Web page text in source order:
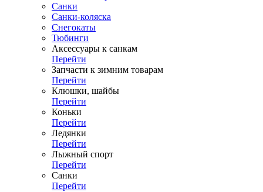
Санки
Санки-коляска
Снегокаты
Тюбинги
Аксессуары к санкам
Перейти
Запчасти к зимним товарам
Перейти
Клюшки, шайбы
Перейти
Коньки
Перейти
Ледянки
Перейти
Лыжный спорт
Перейти
Санки
Перейти